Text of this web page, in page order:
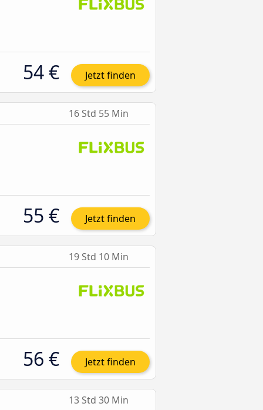
54 € Jetzt finden
16 Std 55 Min
55 € Jetzt finden
19 Std 10 Min
56 € Jetzt finden
13 Std 30 Min